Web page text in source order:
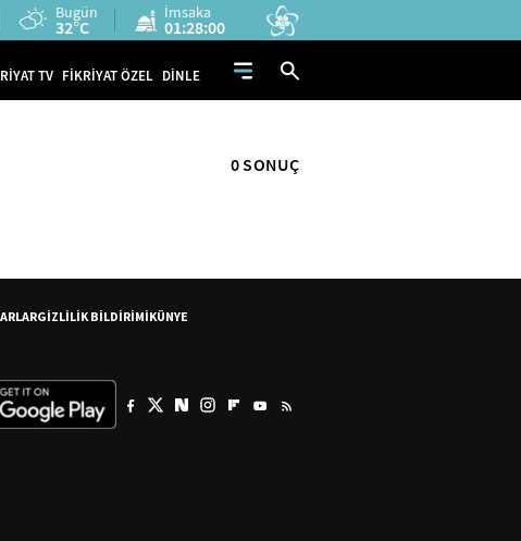
Bugün
32°C
İmsaka
01:28:00
TV FİKRİYAT ÖZEL DİNLE
0 SONUÇ
GİZLİLİK BİLDİRİMİKÜNYE